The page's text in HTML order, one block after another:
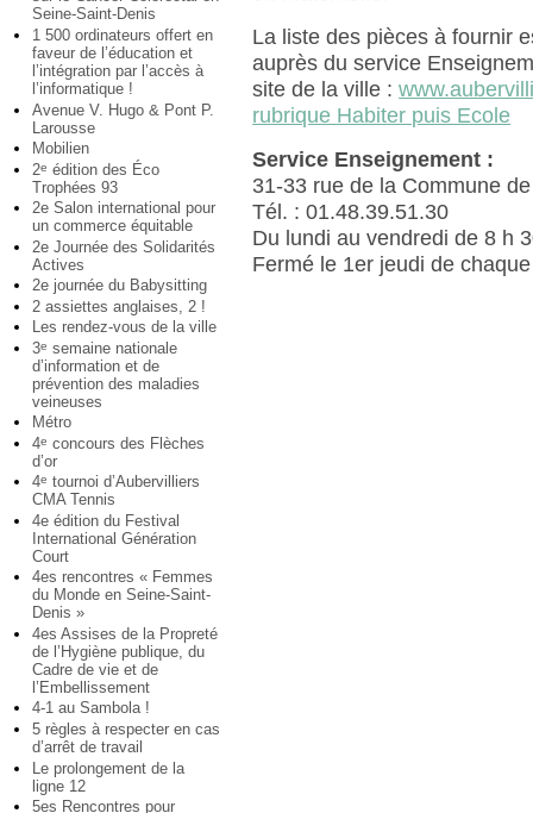
Seine-Saint-Denis
1 500 ordinateurs offert en
faveur de l’éducation et
l’intégration par l’accès à
l’informatique !
Avenue V. Hugo & Pont P.
Larousse
Mobilien
2e édition des Éco
Trophées 93
2e Salon international pour
un commerce équitable
2e Journée des Solidarités
Actives
2e journée du Babysitting
2 assiettes anglaises, 2 !
Les rendez-vous de la ville
3e semaine nationale
d’information et de
prévention des maladies
veineuses
Métro
4e concours des Flèches
d’or
4e tournoi d’Aubervilliers
CMA Tennis
4e édition du Festival
International Génération
Court
4es rencontres « Femmes
du Monde en Seine-Saint-
Denis »
4es Assises de la Propreté
de l’Hygiène publique, du
Cadre de vie et de
l’Embellissement
4-1 au Sambola !
5 règles à respecter en cas
d’arrêt de travail
Le prolongement de la
ligne 12
5es Rencontres pour
La liste des pièces à fournir
auprès du service
site de la ville :
rubrique Habiter puis Ecole
Service Enseignement :
31-33 rue de la Commune
Tél. : 01.48.39.51.30
Du lundi au vendredi de 8 h
Fermé le 1er jeudi de